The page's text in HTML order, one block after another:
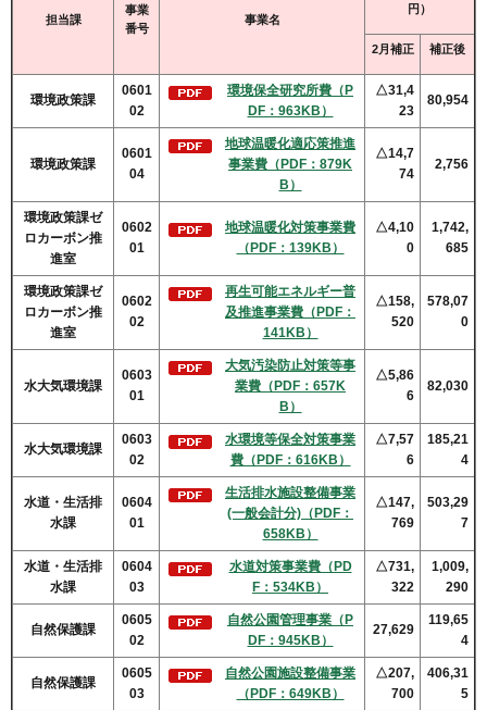
担当課
事業
番号
事業名
円）
2月補正 補正後
環境政策課
0601
02
環境保全研究所費（P
DF：963KB）
△31,4
23
80,954
環境政策課
0601
04
地球温暖化適応策推進
事業費（PDF：879K
B）
△14,7
74
2,756
環境政策課ゼ
ロカーボン推
進室
0602
01
地球温暖化対策事業費
（PDF：139KB）
△4,10
0
1,742,
685
環境政策課ゼ
ロカーボン推
進室
0602
02
再生可能エネルギー普
及推進事業費（PDF：
141KB）
△158,
520
578,07
0
水大気環境課
0603
01
大気汚染防止対策等事
業費（PDF：657K
B）
△5,86
6
82,030
水大気環境課
0603
02
水環境等保全対策事業
費（PDF：616KB）
△7,57
6
185,21
4
水道・生活排
水課
0604
01
生活排水施設整備事業
(一般会計分)（PDF：
658KB）
△147,
769
503,29
7
水道・生活排
水課
0604
03
水道対策事業費（PD
F：534KB）
△731,
322
1,009,
290
自然保護課
0605
02
自然公園管理事業（P
DF：945KB）
27,629
119,65
4
自然保護課
0605
03
自然公園施設整備事業
（PDF：649KB）
△207,
700
406,31
5